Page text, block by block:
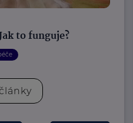
to funguje?